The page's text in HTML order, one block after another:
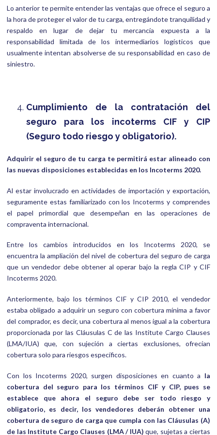
Lo anterior te permite entender las ventajas que ofrece el seguro a
la hora de proteger el valor de tu carga, entregándote tranquilidad y
respaldo en lugar de dejar tu mercancía expuesta a la
responsabilidad limitada de los intermediarios logísticos que
usualmente intentan absolverse de su responsabilidad en caso de
siniestro.
Cumplimiento de la contratación del
seguro para los incoterms CIF y CIP
(Seguro todo riesgo y obligatorio).
Adquirir el seguro de tu carga te permitirá estar alineado con
las nuevas disposiciones establecidas en los Incoterms 2020.
Al estar involucrado en actividades de importación y exportación,
seguramente estas familiarizado con los Incoterms y comprendes
el papel primordial que desempeñan en las operaciones de
compraventa internacional.
Entre los cambios introducidos en los Incoterms 2020, se
encuentra la ampliación del nivel de cobertura del seguro de carga
que un vendedor debe obtener al operar bajo la regla CIP y CIF
Incoterms 2020.
Anteriormente, bajo los términos CIF y CIP 2010, el vendedor
estaba obligado a adquirir un seguro con cobertura mínima a favor
del comprador, es decir, una cobertura al menos igual a la cobertura
proporcionada por las Cláusulas C de las Institute Cargo Clauses
(LMA/IUA) que, con sujeción a ciertas exclusiones, ofrecían
cobertura solo para riesgos específicos.
Con los Incoterms 2020, surgen disposiciones en cuanto a la
cobertura del seguro para los términos CIF y CIP, pues se
establece que ahora el seguro debe ser todo riesgo y
obligatorio, es decir, los vendedores deberán obtener una
cobertura de seguro de carga que cumpla con las Cláusulas (A)
de las Institute Cargo Clauses (LMA / IUA) que, sujetas a ciertas